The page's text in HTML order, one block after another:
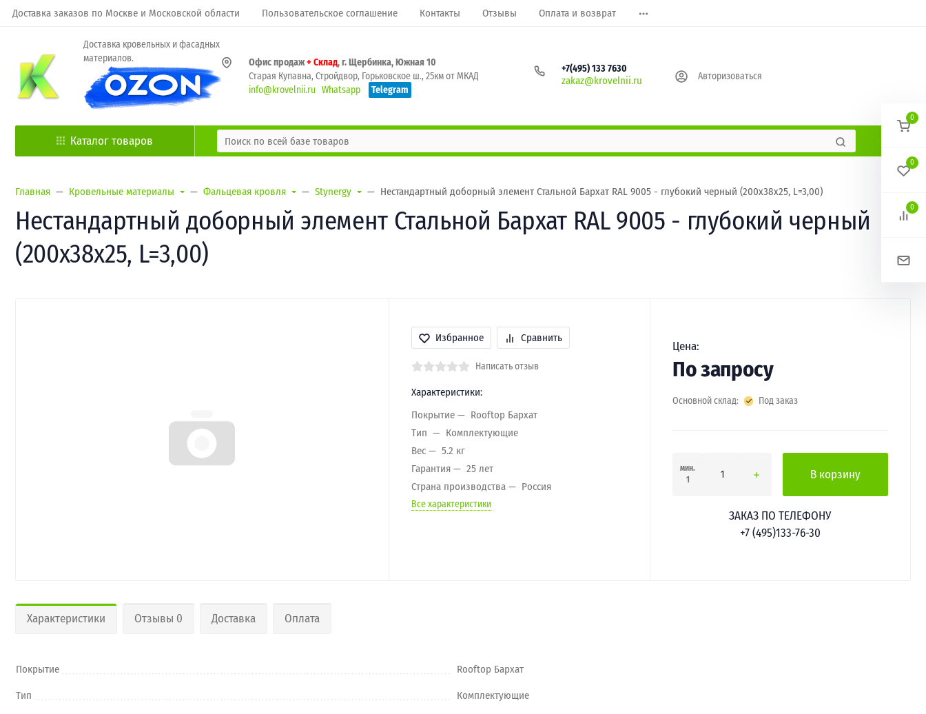
Доставка заказов по Москве и Московской области Пользовательское соглашение Контакты Отзывы Оплата и возврат
Доставка кровельных и фасадных
материалов.
Офис продаж+ Склад, г. Щербинка, Южная 10
Старая Купавна, Стройдвор, Горьковское ш., 25км от МКАД
info@krovelnii.ru Whatsapp Telegram
+7(495) 133 7630
zakaz@krovelnii.ru Авторизоваться
Каталог товаров
Главная Кровельные материалы Фальцевая кровля Stynergy Нестандартный доборный элемент Стальной Бархат RAL 9005 - глубокий черный (200х38х25, L=3,00)
Нестандартный доборный элемент Стальной Бархат RAL 9005 - глубокий черный
(200х38х25, L=3,00)
Избранное Сравнить
Написать отзыв
Характеристики:
Покрытие
Rooftop Бархат
Тип
Комплектующие
Вес
5.2 кг
Гарантия
25 лет
Страна производства
Россия
Все характеристики
Цена:
По запросу
Основной склад: Под заказ
мин.
1
В корзину
ЗАКАЗ ПО ТЕЛЕФОНУ
+7 (495)133-76-30
Характеристики Отзывы 0 Доставка Оплата
Покрытие Rooftop Бархат
Тип Комплектующие
0
0
0